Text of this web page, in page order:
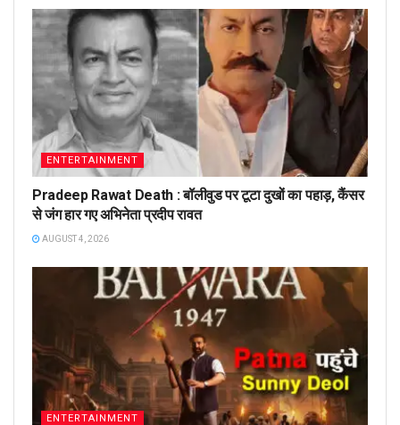
ENTERTAINMENT
Pradeep Rawat Death : बॉलीवुड पर टूटा दुखों का पहाड़, कैंसर
से जंग हार गए अभिनेता प्रदीप रावत
AUGUST 4, 2026
ENTERTAINMENT